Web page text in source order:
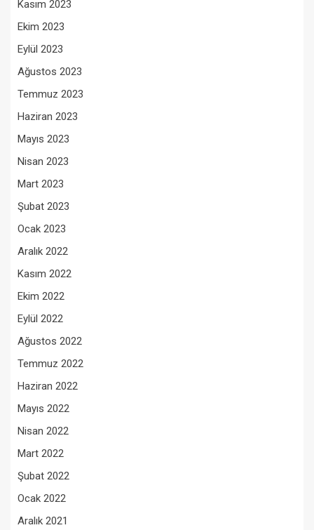
Kasım 2023
Ekim 2023
Eylül 2023
Ağustos 2023
Temmuz 2023
Haziran 2023
Mayıs 2023
Nisan 2023
Mart 2023
Şubat 2023
Ocak 2023
Aralık 2022
Kasım 2022
Ekim 2022
Eylül 2022
Ağustos 2022
Temmuz 2022
Haziran 2022
Mayıs 2022
Nisan 2022
Mart 2022
Şubat 2022
Ocak 2022
Aralık 2021